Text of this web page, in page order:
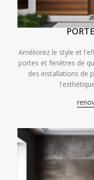
Améliorez le style et
portes et fenêtres de
des installations de